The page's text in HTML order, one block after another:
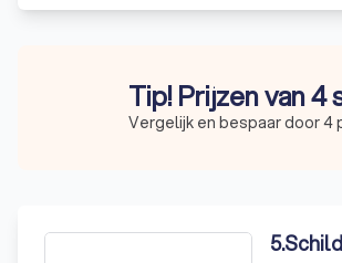
Tip! Prijzen van
Vergelijk en bespaar door 4
5.